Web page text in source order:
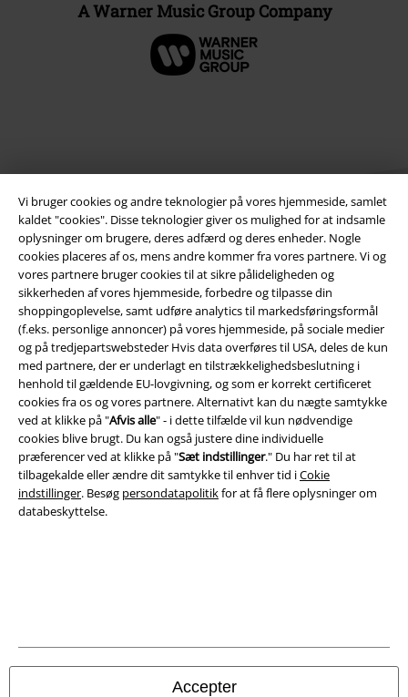
Vi bruger cookies og andre teknologier på vores hjemmeside, samlet
kaldet "cookies". Disse teknologier giver os mulighed for at indsamle
oplysninger om brugere, deres adfærd og deres enheder. Nogle
cookies placeres af os, mens andre kommer fra vores partnere. Vi og
vores partnere bruger cookies til at sikre pålideligheden og
sikkerheden af ​​vores hjemmeside, forbedre og tilpasse din
shoppingoplevelse, samt udføre analytics til markedsføringsformål
(f.eks. personlige annoncer) på vores hjemmeside, på sociale medier
og på tredjepartswebsteder Hvis data overføres til USA, deles de kun
med partnere, der er underlagt en tilstrækkelighedsbeslutning i
henhold til gældende EU-lovgivning, og som er korrekt certificeret
cookies fra os og vores partnere. Alternativt kan du nægte samtykke
ved at klikke på "Afvis alle" - i dette tilfælde vil kun nødvendige
cookies blive brugt. Du kan også justere dine individuelle
præferencer ved at klikke på "Sæt indstillinger." Du har ret til at
tilbagekalde eller ændre dit samtykke til enhver tid iCokie
indstillinger. Besøg persondatapolitikfor at få flere oplysninger om
databeskyttelse.
Accepter
A Warner Music Group Company
Juridisk
Salgs-, medlems- & leveringsbetingelser
Om EMP Danmark
Persondatapolitik
Bortskaffelse af affald og miljøbeskyttelse
Overensstemmelseserklæring
Oplysninger om tilgængelighed
garanteret.